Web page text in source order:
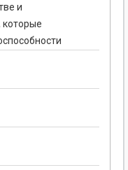
и
которые